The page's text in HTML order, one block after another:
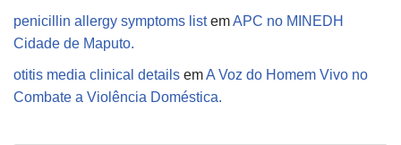
penicillin allergy symptoms listemAPC no MINEDH
Cidade de Maputo.
otitis media clinical details emA Voz do Homem Vivo no
Combate a Violência Doméstica.